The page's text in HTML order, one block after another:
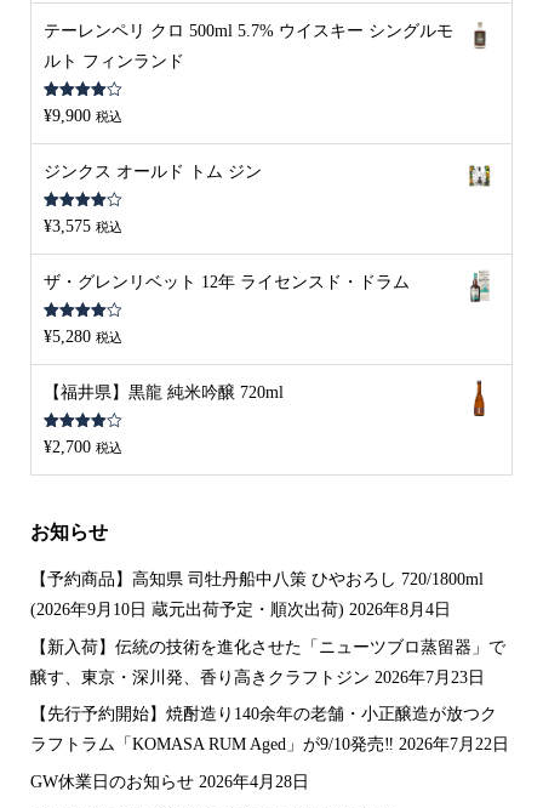
テーレンペリ クロ 500ml 5.7% ウイスキー シングルモ
ルト フィンランド
5段階中
4.00の評
¥9,900 税込
ジンクス オールド トム ジン
5段階中
4.00の評
¥3,575 税込
ザ・グレンリベット 12年 ライセンスド・ドラム
5段階中
4.00の評
¥5,280 税込
【福井県】黒龍 純米吟醸 720ml
5段階中
4.00の評
¥2,700 税込
お知らせ
【予約商品】高知県 司牡丹船中八策 ひやおろし 720/1800ml
(2026年9月10日 蔵元出荷予定・順次出荷) 2026年8月4日
【新入荷】伝統の技術を進化させた「ニューツブロ蒸留器」で
醸す、東京・深川発、香り高きクラフトジン 2026年7月23日
【先行予約開始】焼酎造り140余年の老舗・小正醸造が放つク
ラフトラム「KOMASA RUM Aged」が9/10発売‼️ 2026年7月22日
GW休業日のお知らせ 2026年4月28日